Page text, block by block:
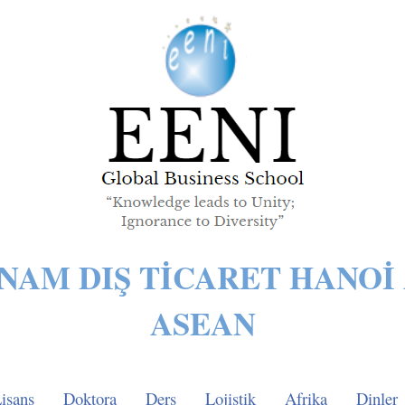
DIŞ TICARET HANOI
ASEAN
Doktora Ders Lojistik Afrika Dinler